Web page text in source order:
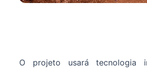
O projeto usará tecnologia